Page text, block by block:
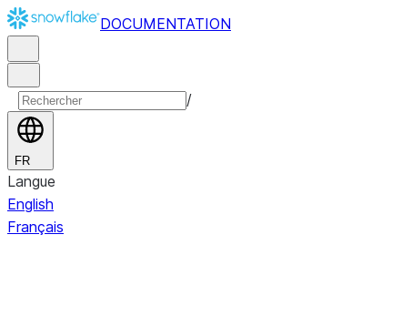
DOCUMENTATION
/
FR
Langue
English
Français